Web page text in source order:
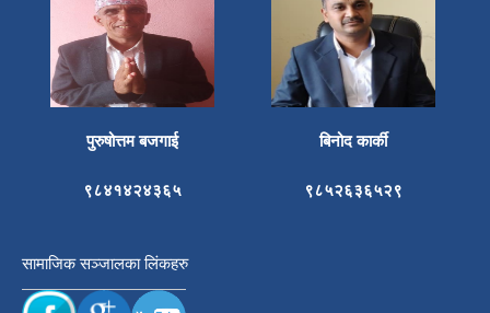
पुरुषोत्तम बजगाई बिनोद कार्की
९८४१४२४३६५ ९८५२६३६५२९
सामाजिक सञ्जालका लिंकहरु